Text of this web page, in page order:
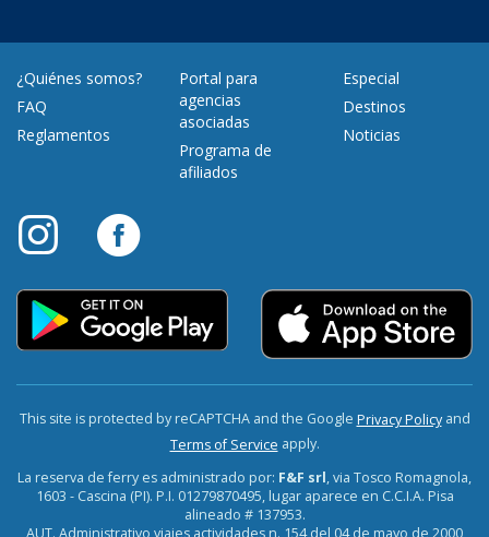
¿Quiénes somos?
FAQ
Reglamentos
Portal para
agencias
asociadas
Programa de
afiliados
Especial
Destinos
Noticias
This site is protected by reCAPTCHA and the Google Privacy Policyand
Terms of Service apply.
La reserva de ferry es administrado por: F&F srl, via Tosco Romagnola,
1603 - Cascina (PI). P.I. 01279870495, lugar aparece en C.C.I.A. Pisa
alineado # 137953.